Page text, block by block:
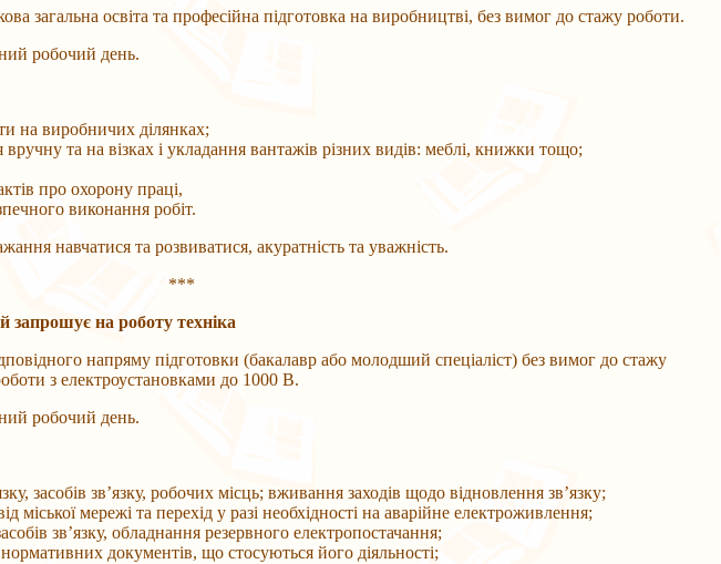
загальна освіта та професійна підготовка на виробництві, без вимог до стажу роботи.
робочий день.
на виробничих ділянках;
та на візках і укладання вантажів різних видів: меблі, книжки тощо;
про охорону праці,
виконання робіт.
навчатися та розвиватися, акуратність та уважність.
***
запрошує на роботу техніка
напряму підготовки (бакалавр або молодший спеціаліст) без вимог до стажу
з електроустановками до 1000 В.
робочий день.
засобів зв’язку, робочих місць; вживання заходів щодо відновлення зв’язку;
міської мережі та перехід у разі необхідності на аварійне електроживлення;
зв’язку, обладнання резервного електропостачання;
документів, що стосуються його діяльності;